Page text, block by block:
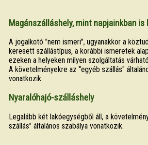
Magánszálláshely, mint napjainkban
A jogalkotó "nem ismeri", ugyanakkor a
keresett szállástípus, a korábbi ismeretek
ezeken a helyeken milyen szolgáltatás
A követelményekre az "egyéb szállás"
vonatkozik.
Nyaralóhajó-szálláshely
Legalább két lakóegységből áll, a
szállás" általános szabálya vonatkozik.